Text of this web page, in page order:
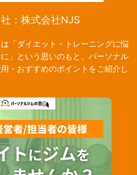
：株式会社NJS
「ダイエット・トレーニングに悩
」という思いのもと、パーソナル
・おすすめのポイントをご紹介し